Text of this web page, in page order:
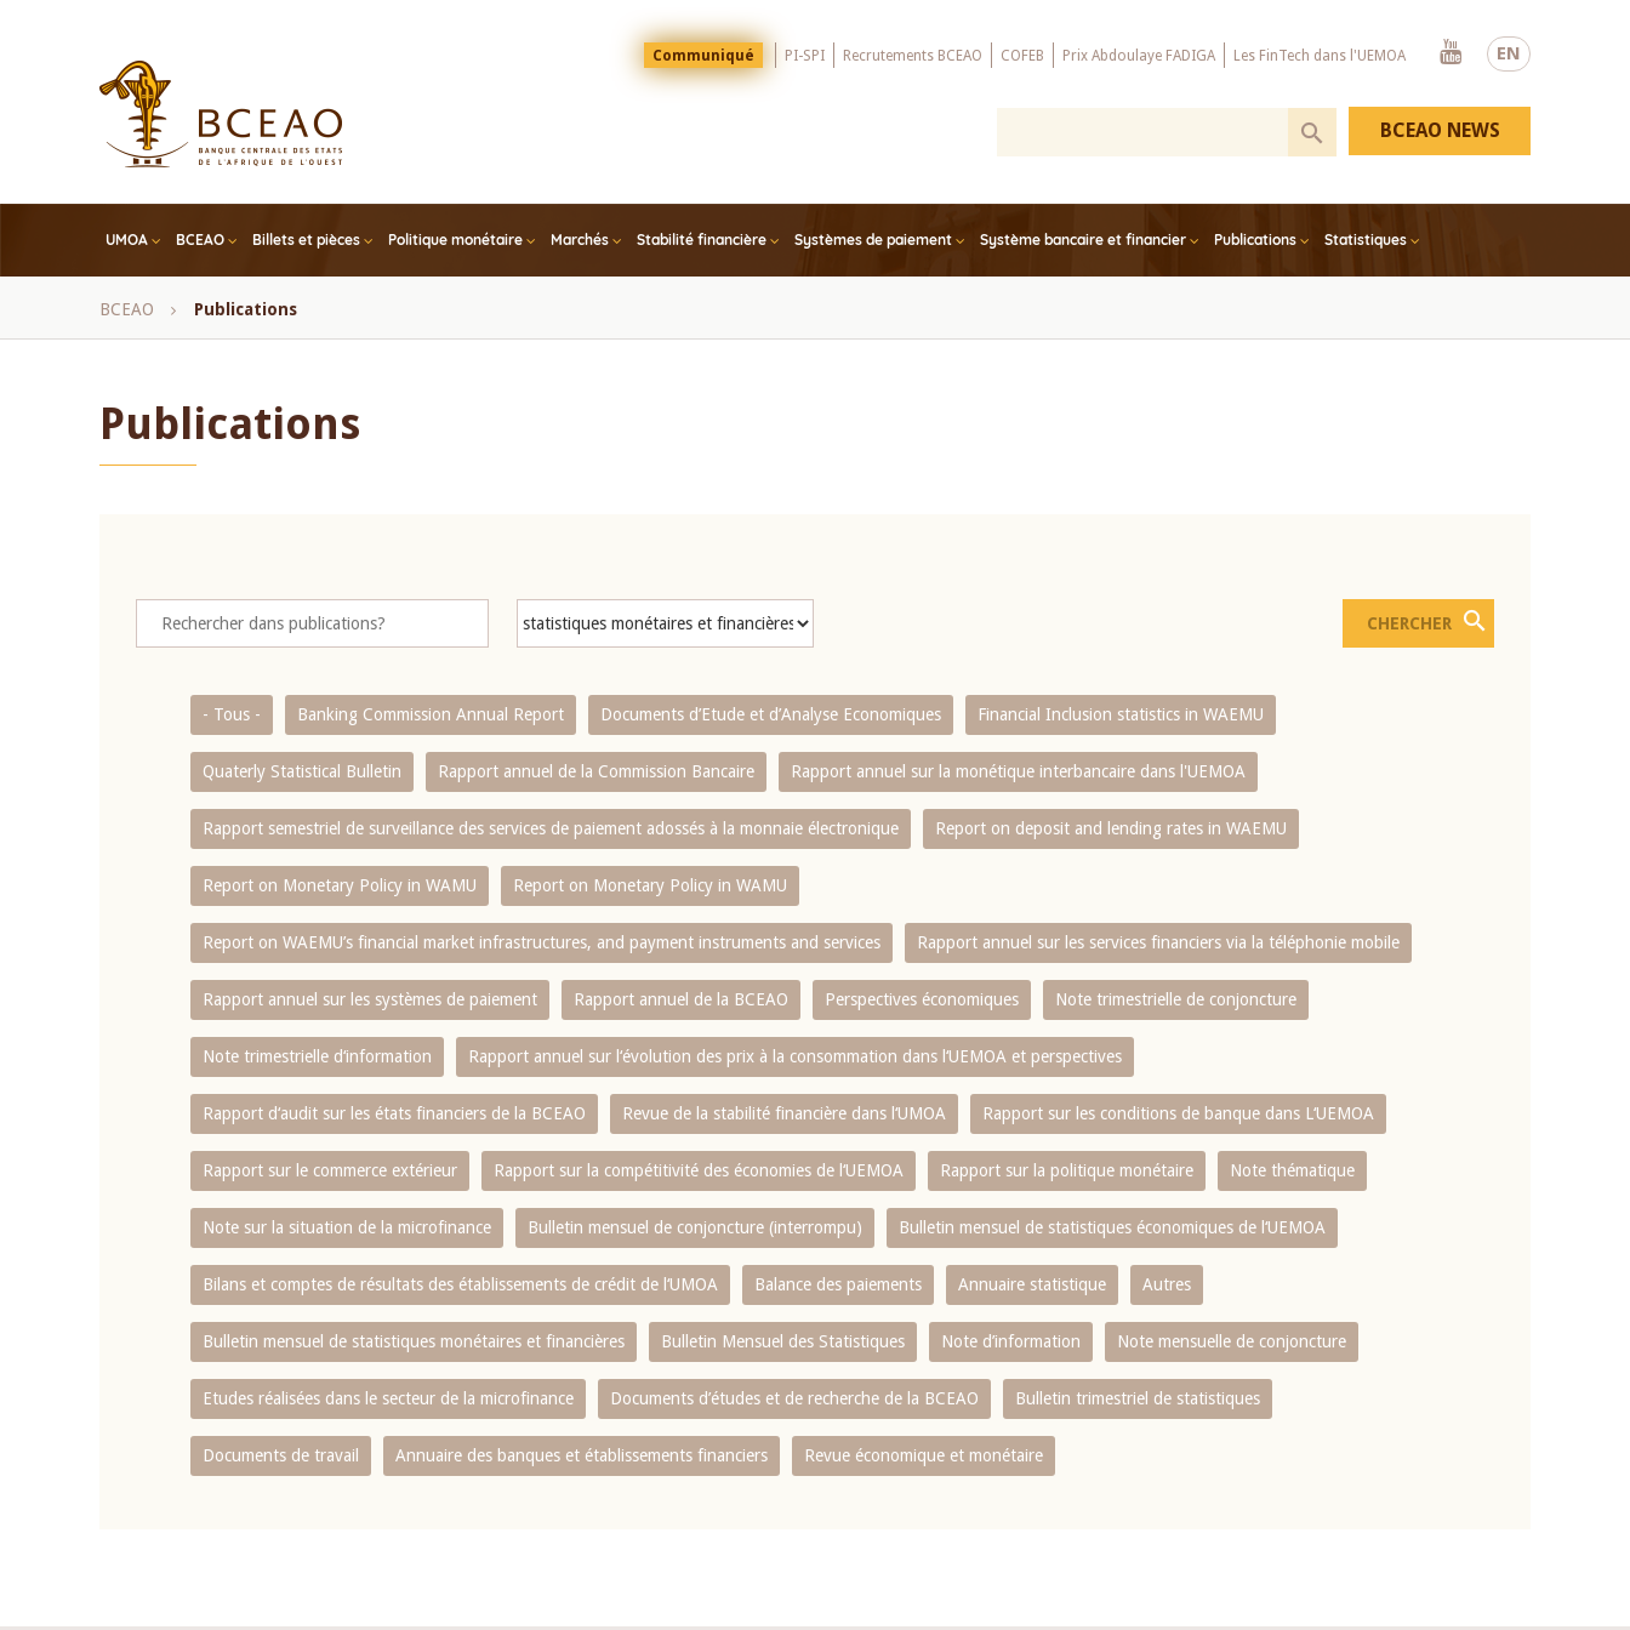
EN
Menu
Top
Communiqué PI-SPI Recrutements BCEAO COFEB Prix Abdoulaye FADIGA Les FinTech dans l'UEMOA
Youtube
UMOA BCEAO Billets et pièces Politique monétaire Marchés Stabilité financière Systèmes de paiement Système bancaire et financier Publications Statistiques
BCEAO NEWS
Fil
BCEAO Publications
Publications
- Tous - Banking Commission Annual Report Documents d’Etude et d’Analyse Economiques Financial Inclusion statistics in WAEMU
Quaterly Statistical Bulletin Rapport annuel de la Commission Bancaire Rapport annuel sur la monétique interbancaire dans l'UEMOA
Rapport semestriel de surveillance des services de paiement adossés à la monnaie électronique Report on deposit and lending rates in WAEMU
Report on Monetary Policy in WAMU Report on Monetary Policy in WAMU
Report on WAEMU’s financial market infrastructures, and payment instruments and services Rapport annuel sur les services financiers via la téléphonie mobile
Rapport annuel sur les systèmes de paiement Rapport annuel de la BCEAO Perspectives économiques Note trimestrielle de conjoncture
Note trimestrielle d‘information Rapport annuel sur l‘évolution des prix à la consommation dans l‘UEMOA et perspectives
Rapport d‘audit sur les états financiers de la BCEAO Revue de la stabilité financière dans l‘UMOA Rapport sur les conditions de banque dans L‘UEMOA
Rapport sur le commerce extérieur Rapport sur la compétitivité des économies de l‘UEMOA Rapport sur la politique monétaire Note thématique
Note sur la situation de la microfinance Bulletin mensuel de conjoncture (interrompu) Bulletin mensuel de statistiques économiques de l‘UEMOA
Bilans et comptes de résultats des établissements de crédit de l‘UMOA Balance des paiements Annuaire statistique Autres
Bulletin mensuel de statistiques monétaires et financières Bulletin Mensuel des Statistiques Note d’information Note mensuelle de conjoncture
Etudes réalisées dans le secteur de la microfinance Documents d’études et de recherche de la BCEAO Bulletin trimestriel de statistiques
Documents de travail Annuaire des banques et établissements financiers Revue économique et monétaire